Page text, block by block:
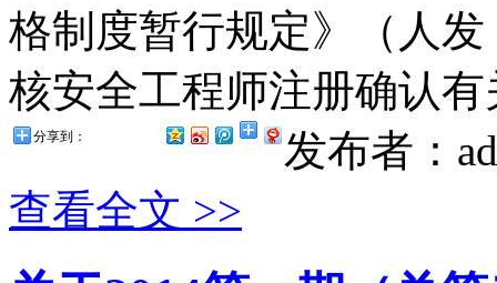
格制度暂行规定》（人
核安全工程师注册确认
发布者：
分享到：
查看全文 >>